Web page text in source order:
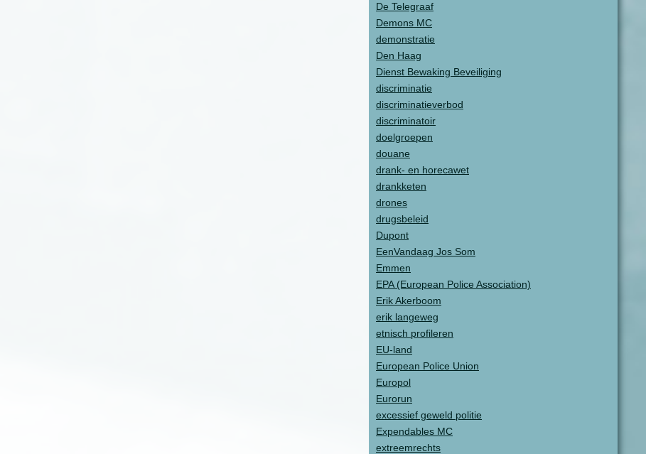
De Telegraaf
Demons MC
demonstratie
Den Haag
Dienst Bewaking Beveiliging
discriminatie
discriminatieverbod
discriminatoir
doelgroepen
douane
drank- en horecawet
drankketen
drones
drugsbeleid
Dupont
EenVandaag Jos Som
Emmen
EPA (European Police Association)
Erik Akerboom
erik langeweg
etnisch profileren
EU-land
European Police Union
Europol
Eurorun
excessief geweld politie
Expendables MC
extreemrechts